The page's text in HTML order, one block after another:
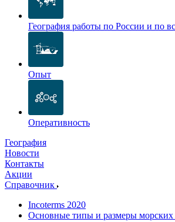
География работы по России и по
Опыт
Оперативность
География
Новости
Контакты
Акции
Справочник
Incoterms 2020
Основные типы и размеры морских